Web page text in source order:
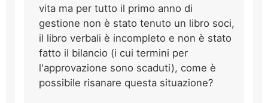
vita ma per tutto il primo anno di
gestione non è stato tenuto un libro soci,
il libro verbali è incompleto e non è stato
fatto il bilancio (i cui termini per
l'approvazione sono scaduti), come è
possibile risanare questa situazione?